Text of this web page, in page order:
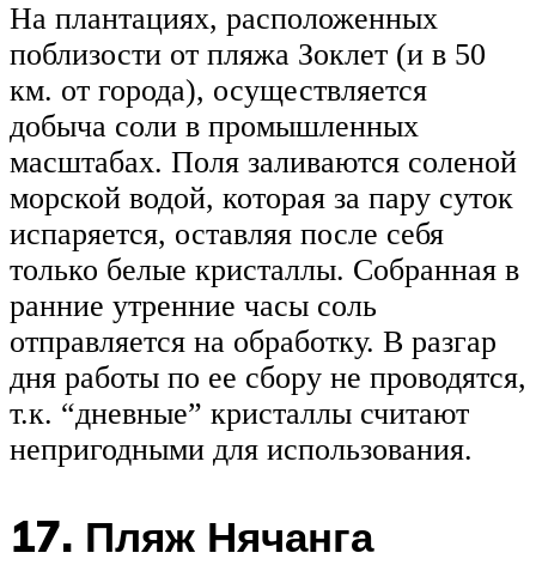
На плантациях, расположенных
поблизости от пляжа Зоклет (и в 50
км. от города), осуществляется
добыча соли в промышленных
масштабах. Поля заливаются соленой
морской водой, которая за пару суток
испаряется, оставляя после себя
только белые кристаллы. Собранная в
ранние утренние часы соль
отправляется на обработку. В разгар
дня работы по ее сбору не проводятся,
т.к. “дневные” кристаллы считают
непригодными для использования.
17. Пляж Нячанга